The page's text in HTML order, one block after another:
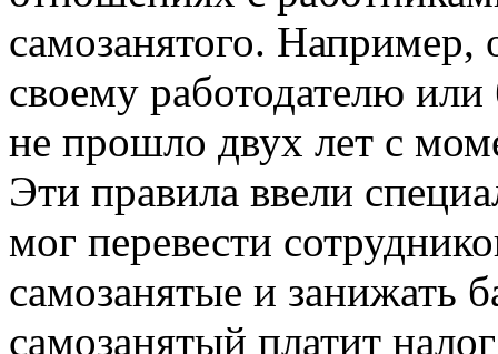
самозанятого. Например,
своему работодателю
не прошло двух лет с
Эти правила ввели
мог перевести
самозанятые и занижать
самозанятый платит